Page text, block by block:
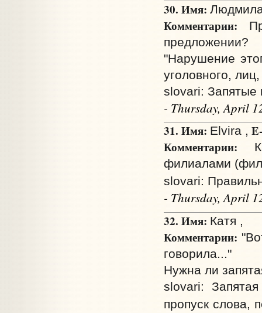
30. Имя:
Комментарии:
предложении?
"Нарушение
уголовного,
slovari: Запятые
- Thursday, April
31. Имя: Elvira ,
Комментарии:
филиалами
slovari:
- Thursday, April
32. Имя: Катя ,
Комментарии:
говорила..."
Нужна ли
slovari:
пропуск слова,